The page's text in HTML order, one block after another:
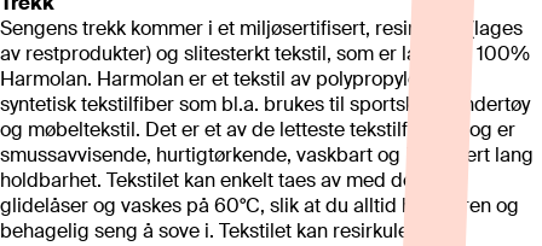
Sengens trekk kommer i et miljøsertifisert, resirkulert (lages
av restprodukter) og slitesterkt tekstil, som er laget av 100%
Harmolan. Harmolan er et tekstil av polypropylen - en
syntetisk tekstilfiber som bl.a. brukes til sportsklær, undertøy
og møbeltekstil. Det er et av de letteste tekstilfibrene og er
smussavvisende, hurtigtørkende, vaskbart og har svært lang
holdbarhet. Tekstilet kan enkelt taes av med delbare
glidelåser og vaskes på 60°C, slik at du alltid har en ren og
behagelig seng å sove i. Tekstilet kan resirkuleres.